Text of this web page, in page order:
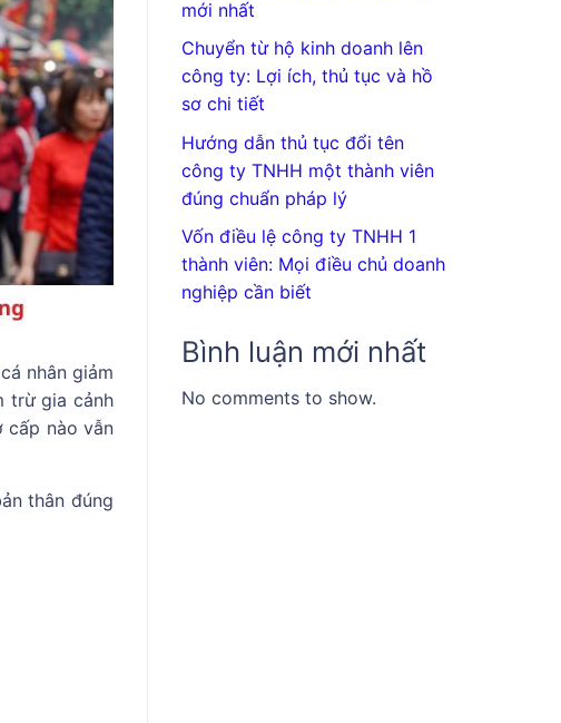
nhân giảm
trừ gia cảnh
cấp nào vẫn
thân đúng
mới nhất
Chuyển từ hộ kinh doanh lên
công ty: Lợi ích, thủ tục và hồ
sơ chi tiết
Hướng dẫn thủ tục đổi tên
công ty TNHH một thành viên
đúng chuẩn pháp lý
Vốn điều lệ công ty TNHH 1
thành viên: Mọi điều chủ doanh
nghiệp cần biết
Bình luận mới nhất
No comments to show.